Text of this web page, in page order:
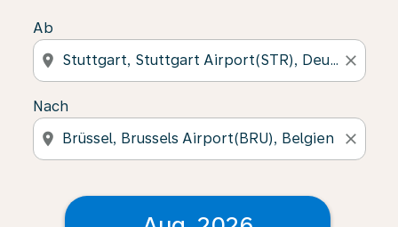
Ab
location_on close
Nach
location_on close